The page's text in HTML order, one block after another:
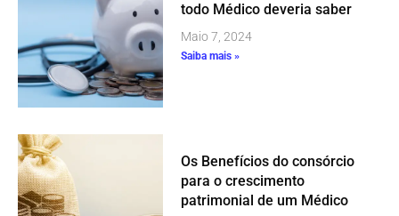
todo Médico deveria saber
Maio 7, 2024
Saiba mais »
Os Benefícios do consórcio
para o crescimento
patrimonial de um Médico